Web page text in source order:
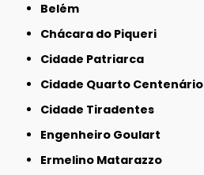
Belém
Chácara do Piqueri
Cidade Patriarca
Cidade Quarto Centenário
Cidade Tiradentes
Engenheiro Goulart
Ermelino Matarazzo